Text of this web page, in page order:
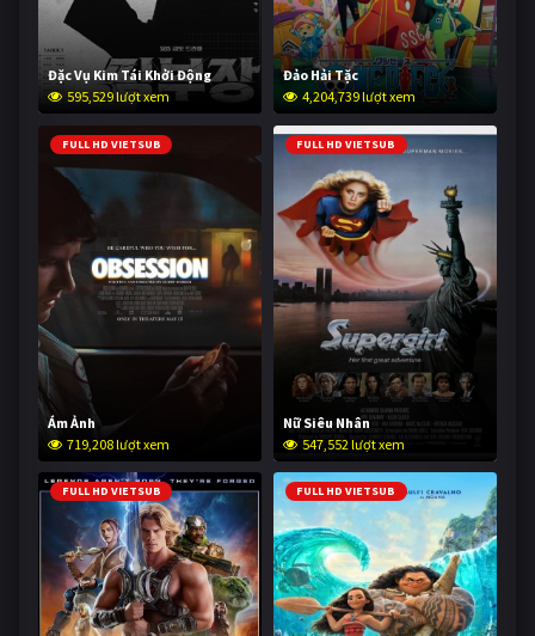
Đặc Vụ Kim Tái Khởi Động
595,529 lượt xem
Đảo Hải Tặc
4,204,739 lượt xem
FULL HD VIETSUB
Ám Ảnh
719,208 lượt xem
FULL HD VIETSUB
Nữ Siêu Nhân
547,552 lượt xem
FULL HD VIETSUB FULL HD VIETSUB